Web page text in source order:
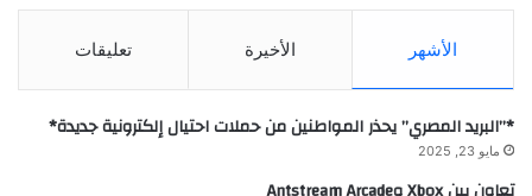
الأشهر الأخيرة تعليقات
*”البريد المصري” يحذر المواطنين من حملات احتيال إلكترونية جديدة*
مايو 23, 2025